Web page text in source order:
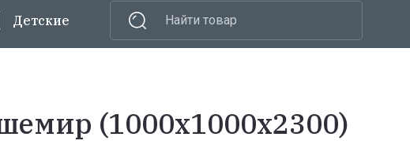
Детские ШкафыНайти товар
(1000х1000х2300)